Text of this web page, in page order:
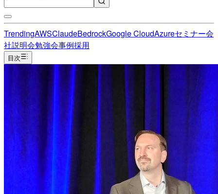
TrendingAWSClaudeBedrockGoogle CloudAzureセミナー会
社説明会勉強会事例採用
目次